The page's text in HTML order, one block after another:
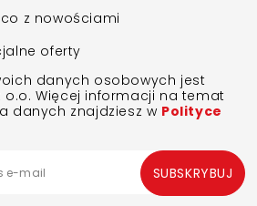
z nowościami
oferty
danych osobowych jest
o.o. Więcej informacji na temat
danych znajdziesz w Polityce
SUBSKRYBUJ